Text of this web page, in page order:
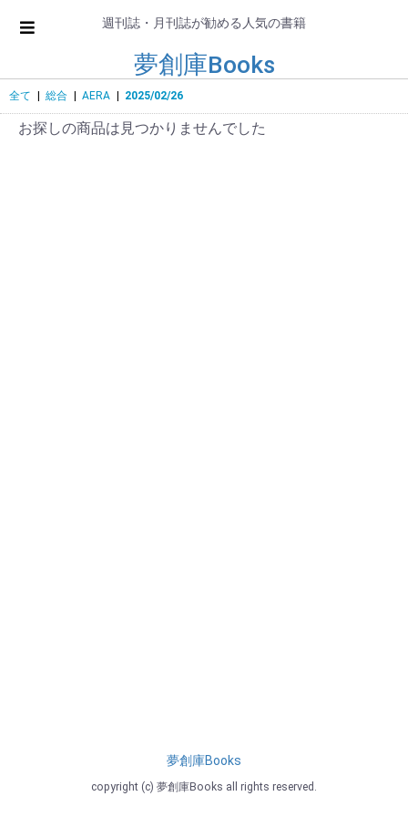
週刊誌・月刊誌が勧める人気の書籍
夢創庫Books
全て 総合 AERA 2025/02/26
お探しの商品は見つかりませんでした
夢創庫Books
copyright (c) 夢創庫Books all rights reserved.